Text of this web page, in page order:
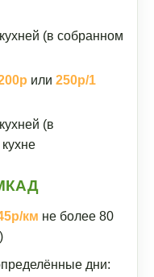
(в собранном
или 250р/1
(в
кухне
км не более 80
дни: